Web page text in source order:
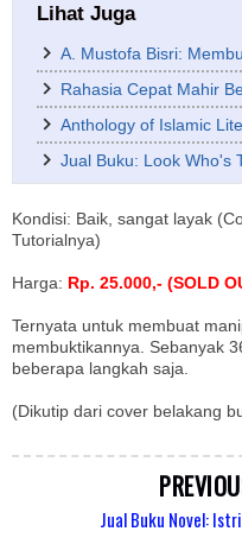
Lihat Juga
A. Mustofa Bisri:
Rahasia Cepat Mahir
Anthology of Islamic
Jual Buku: Look Who's
Kondisi: Baik, sangat layak
Tutorialnya)
Harga: Rp. 25.000,- (SOLD
Ternyata untuk membuat
membuktikannya. Sebanyak
beberapa langkah saja.
(Dikutip dari cover belakang
Jual Buku Novel: